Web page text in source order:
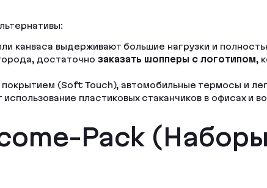
канваса выдерживают большие нагрузки и
достаточно заказать шопперы с логотипом,
(Soft Touch), автомобильные термосы и
пластиковых стаканчиков в офисах и
Pack (Наборы